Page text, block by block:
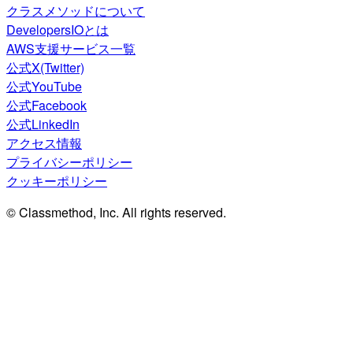
クラスメソッドについて
DevelopersIOとは
AWS支援サービス一覧
公式X(Twitter)
公式YouTube
公式Facebook
公式LinkedIn
アクセス情報
プライバシーポリシー
クッキーポリシー
© Classmethod, Inc. All rights reserved.